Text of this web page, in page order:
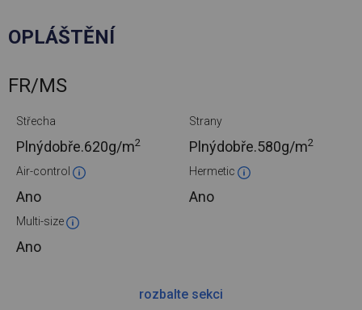
OPLÁŠTĚNÍ
FR/MS
Střecha
Plnýdobře.620g/m2
Strany
Plnýdobře.580g/m2
Air-control
Ano
Hermetic
Ano
Multi-size
Ano
rozbalte sekci